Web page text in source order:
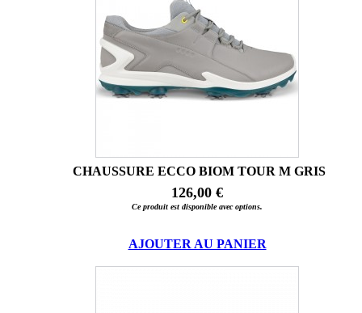
CHAUSSURE ECCO BIOM TOUR M GRIS
126,00 €
Ce produit est disponible avec options.
AJOUTER AU PANIER